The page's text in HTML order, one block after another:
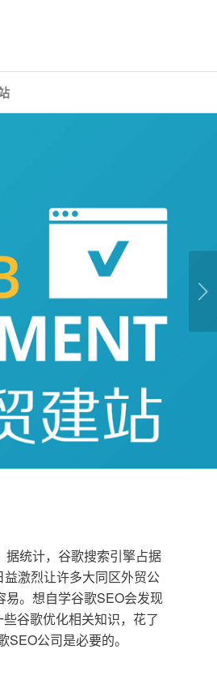
下一页
统计，谷歌搜索引擎占据
激烈让许多大同区外贸公
。想自学谷歌SEO会发现
谷歌优化相关知识，花了
公司是必要的。